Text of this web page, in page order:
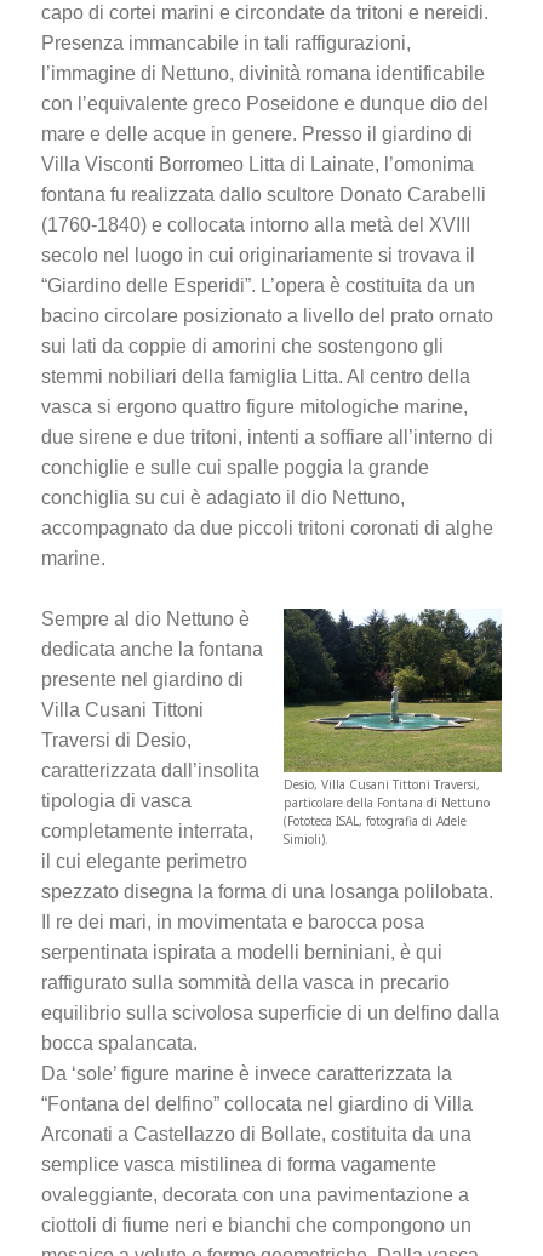
capo di cortei marini e circondate da tritoni e nereidi.
Presenza immancabile in tali raffigurazioni,
l’immagine di Nettuno, divinità romana identificabile
con l’equivalente greco Poseidone e dunque dio del
mare e delle acque in genere. Presso il giardino di
Villa Visconti Borromeo Litta di Lainate, l’omonima
fontana fu realizzata dallo scultore Donato Carabelli
(1760-1840) e collocata intorno alla metà del XVIII
secolo nel luogo in cui originariamente si trovava il
“Giardino delle Esperidi”. L’opera è costituita da un
bacino circolare posizionato a livello del prato ornato
sui lati da coppie di amorini che sostengono gli
stemmi nobiliari della famiglia Litta. Al centro della
vasca si ergono quattro figure mitologiche marine,
due sirene e due tritoni, intenti a soffiare all’interno di
conchiglie e sulle cui spalle poggia la grande
conchiglia su cui è adagiato il dio Nettuno,
accompagnato da due piccoli tritoni coronati di alghe
marine.
Desio, Villa Cusani Tittoni Traversi,
particolare della Fontana di Nettuno
(Fototeca ISAL, fotografia di Adele
Simioli).
Sempre al dio Nettuno è
dedicata anche la fontana
presente nel giardino di
Villa Cusani Tittoni
Traversi di Desio,
caratterizzata dall’insolita
tipologia di vasca
completamente interrata,
il cui elegante perimetro
spezzato disegna la forma di una losanga polilobata.
Il re dei mari, in movimentata e barocca posa
serpentinata ispirata a modelli berniniani, è qui
raffigurato sulla sommità della vasca in precario
equilibrio sulla scivolosa superficie di un delfino dalla
bocca spalancata.
Da ‘sole’ figure marine è invece caratterizzata la
“Fontana del delfino” collocata nel giardino di Villa
Arconati a Castellazzo di Bollate, costituita da una
semplice vasca mistilinea di forma vagamente
ovaleggiante, decorata con una pavimentazione a
ciottoli di fiume neri e bianchi che compongono un